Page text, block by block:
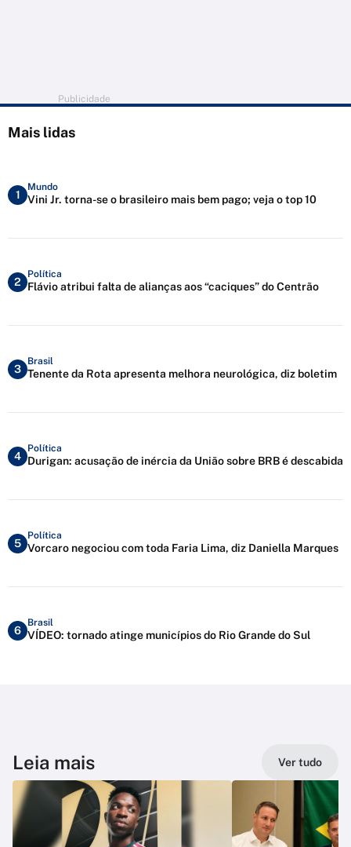
Publicidade
Mais lidas
1
Mundo
Vini Jr. torna-se o brasileiro mais bem pago; veja o top 10
2
Política
Flávio atribui falta de alianças aos “caciques” do Centrão
3
Brasil
Tenente da Rota apresenta melhora neurológica, diz boletim
4
Política
Durigan: acusação de inércia da União sobre BRB é descabida
5
Política
Vorcaro negociou com toda Faria Lima, diz Daniella Marques
6
Brasil
VÍDEO: tornado atinge municípios do Rio Grande do Sul
Leia mais Ver tudo